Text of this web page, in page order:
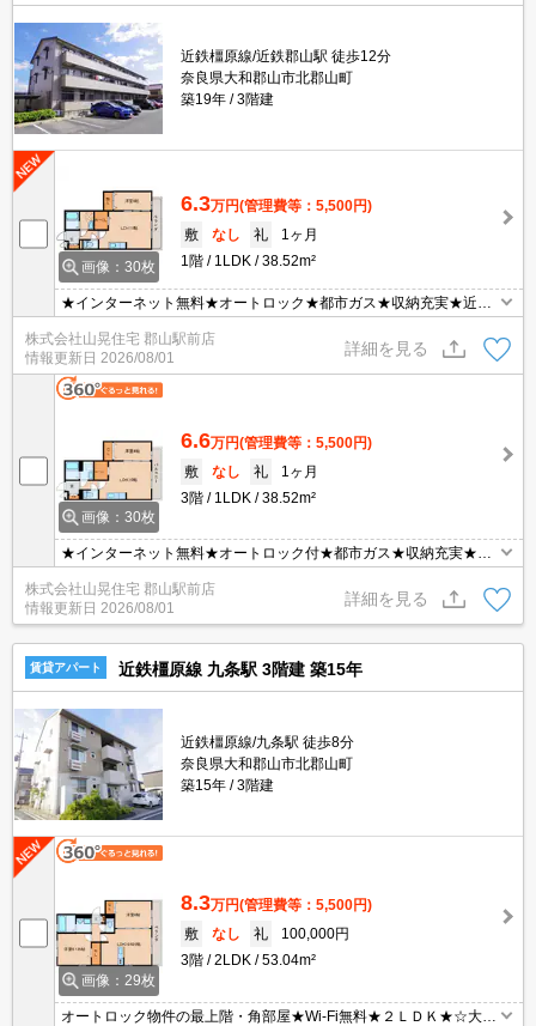
近鉄橿原線/近鉄郡山駅 徒歩12分
奈良県大和郡山市北郡山町
築19年
3階建
画像：30枚
6.3万円(管理費等：5,500円)
敷
なし 礼
1ヶ月
1階
1LDK 38.52m²
★インターネット無料★オートロック★都市ガス★収納充実★近
鉄・ＪＲ両駅アクセスＯＫ♪人気の都市ガス仕様・１LDK☆オートロ
ック付き・カードキー採用で、セキュリティ面も安心！エアコン、
追い焚き、温水洗浄便座など設備充実♪♪コンビニまで徒歩2分と便
利な立地♪
株式会社山晃住宅 郡山駅前店
情報更新日 2026/08/01
詳細を見る
画像：30枚
6.6万円(管理費等：5,500円)
敷
なし 礼
1ヶ月
3階
1LDK 38.52m²
★インターネット無料★オートロック付★都市ガス★収納充実★近
ック付き・カードキー採用で、セキュリティ面も安心！エアコン、
追い焚き、温水洗浄便座など設備充実♪♪コンビニまで徒歩2分と便
利な立地♪
株式会社山晃住宅 郡山駅前店
情報更新日 2026/08/01
詳細を見る
賃貸アパート 近鉄橿原線 九条駅 3階建 築15年
近鉄橿原線/九条駅 徒歩8分
奈良県大和郡山市北郡山町
築15年
3階建
画像：29枚
8.3万円(管理費等：5,500円)
敷
なし 礼
100,000円
3階
2LDK 53.04m²
オートロック物件の最上階・角部屋★Wi-Fi無料★２ＬＤＫ★☆大和